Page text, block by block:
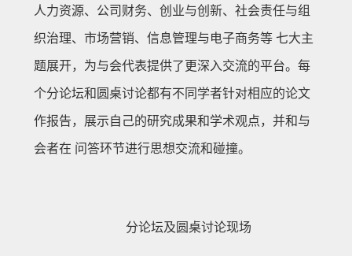
人力资源、公司财务、创业与创新、社会责任与组
织治理、市场营销、信息管理与电子商务等 七大主
题展开，为与会代表提供了更深入交流的平台。每
个分论坛和圆桌讨论都有不同学者针对相应的论文
作报告，展示自己的研究成果和学术观点，并和与
会者在 问答环节进行思想交流和碰撞。
分论坛及圆桌讨论现场